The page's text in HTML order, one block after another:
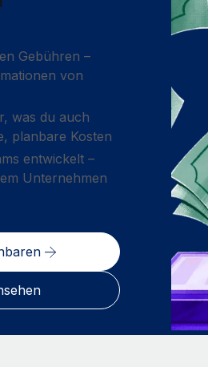
Gebühren –
von
was du auch
planbare Kosten
entwickelt –
Unternehmen